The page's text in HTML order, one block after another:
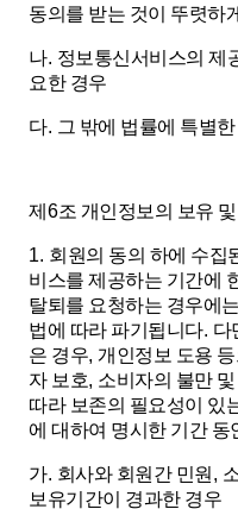
동의를 받는 것이 뚜렷하
나. 정보통신서비스의 제
요한 경우
다. 그 밖에 법률에 특별
제 6조 개인정보의 보유
1. 회원의 동의 하에 수집
비스를 제공하는 기간에
탈퇴를 요청하는 경우에
법에 따라 파기됩니다. 다
은 경우,개인정보 도용
자 보호, 소비자의 불만
따라 보존의 필요성이 있
에 대하여 명시한 기간
가. 회사와 회원간 민원 ,
보유기간이 경과한 경우